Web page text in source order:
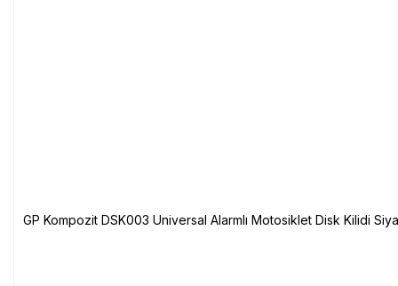
GP Kompozit DSK003 Universal Alarmlı Motosiklet Disk Kilidi